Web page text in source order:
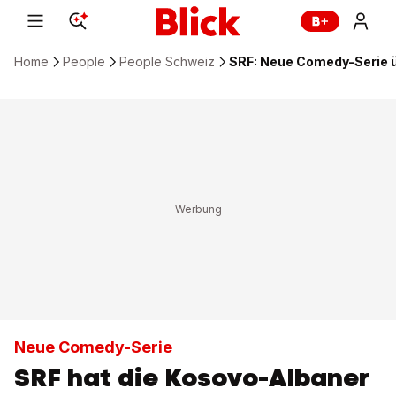
Home People People Schweiz SRF: Neue Comedy-
Neue Comedy-Serie
SRF hat die Kosovo-Albaner